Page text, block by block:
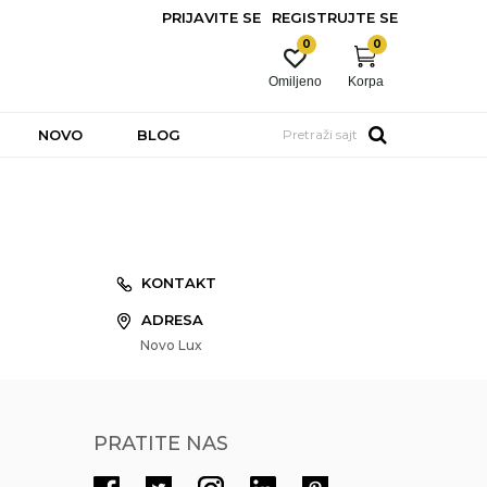
PRIJAVITE SE REGISTRUJTE SE
Korpa
0
Omiljeno
0
NOVO BLOG Pretraži sajt
KONTAKT
ADRESA
Novo Lux
PRATITE NAS